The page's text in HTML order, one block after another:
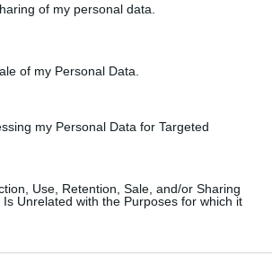
of my personal data.
of my Personal Data.
my Personal Data for Targeted
Use, Retention, Sale, and/or Sharing
Unrelated with the Purposes for which it